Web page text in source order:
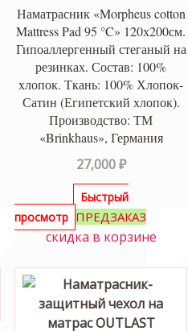
15%
Наматрасник «Morpheus cotton
Mattress Pad 95 °C» 120х200см.
Гипоаллергенный стеганый на
резинках. Состав: 100%
хлопок. Ткань: 100% Хлопок-
Сатин (Египетский хлопок).
Производство: ТМ
«Brinkhaus», Германия
27,000₽
Быстрый
просмотр ПРЕДЗАКАЗ
скидка в корзине